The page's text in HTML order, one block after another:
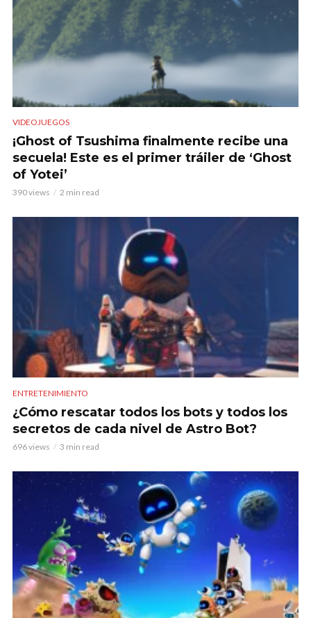
VIDEOJUEGOS
¡Ghost of Tsushima finalmente recibe una
secuela! Este es el primer tráiler de ‘Ghost
of Yotei’
390 views 2 min read
ENTRETENIMIENTO
¿Cómo rescatar todos los bots y todos los
secretos de cada nivel de Astro Bot?
696 views 3 min read